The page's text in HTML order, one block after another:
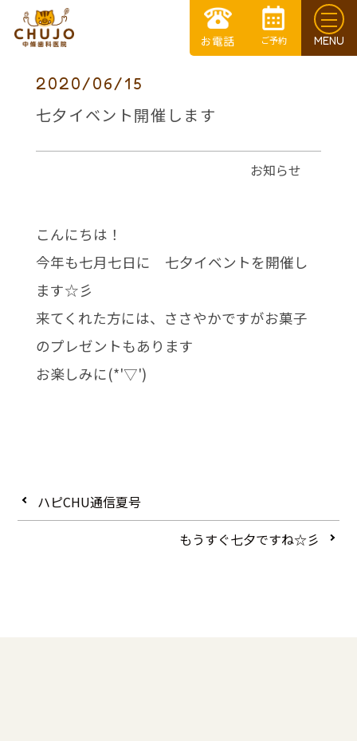
2020/06/15
七夕イベント開催します
お知らせ
こんにちは！
今年も七月七日に 七夕イベントを開催し
ます☆彡
来てくれた方には、ささやかですがお菓子
のプレゼントもあります
お楽しみに(*'▽')
ハピCHU通信夏号
もうすぐ七夕ですね☆彡